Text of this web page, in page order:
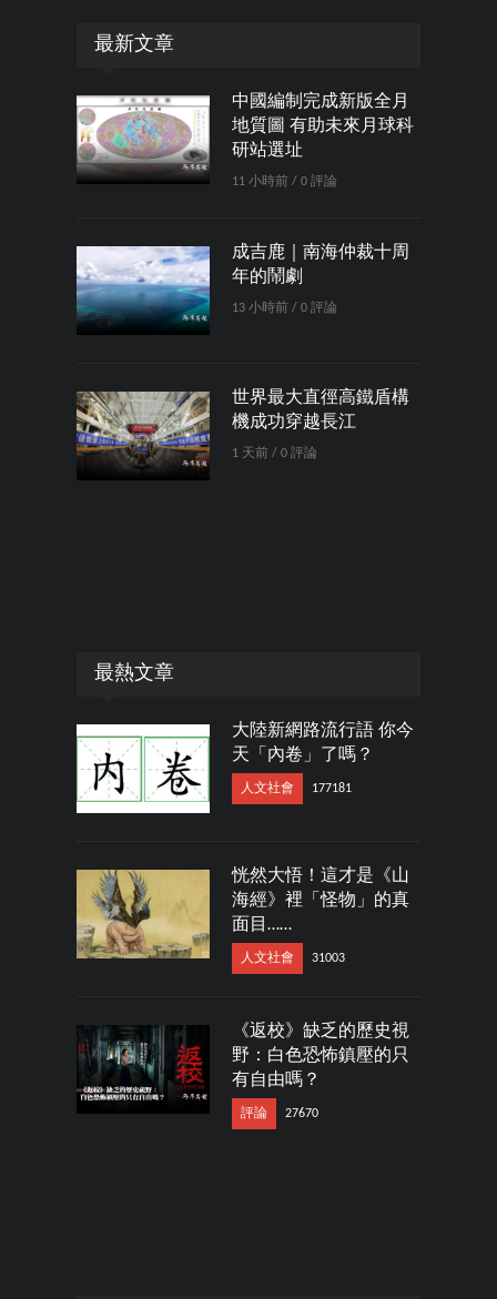
最新文章
中國編制完成新版全月
地質圖 有助未來月球科
研站選址
11 小時前 / 0 評論
成吉鹿｜南海仲裁十周
年的鬧劇
13 小時前 / 0 評論
世界最大直徑高鐵盾構
機成功穿越長江
1 天前 / 0 評論
最熱文章
大陸新網路流行語 你今
天「內卷」了嗎？
人文社會 177181
恍然大悟！這才是《山
海經》裡「怪物」的真
面目……
人文社會 31003
《返校》缺乏的歷史視
野：白色恐怖鎮壓的只
有自由嗎？
評論 27670